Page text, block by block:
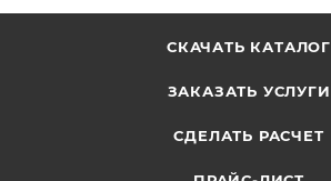
СКАЧАТЬ КАТАЛОГ
ЗАКАЗАТЬ УСЛУГИ
СДЕЛАТЬ РАСЧЕТ